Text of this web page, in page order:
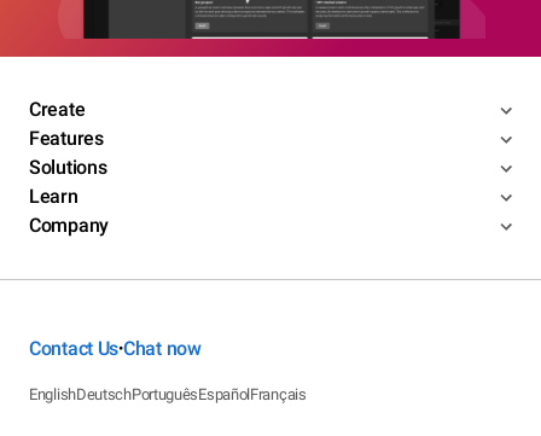
Create
Features
Solutions
Learn
Company
Contact Us•Chat now
EnglishDeutschPortuguêsEspañolFrançais